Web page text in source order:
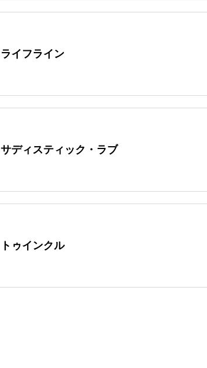
ライフライン
サディスティック・ラブ
トゥインクル